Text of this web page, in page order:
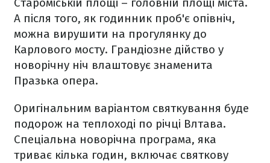
Староміській площі – головній площі міста.
А після того, як годинник проб'є опівніч,
можна вирушити на прогулянку до
Карлового мосту. Грандіозне дійство у
новорічну ніч влаштовує знаменита
Празька опера.
Оригінальним варіантом святкування буде
подорож на теплоході по річці Влтава.
Спеціальна новорічна програма, яка
триває кілька годин, включає святкову